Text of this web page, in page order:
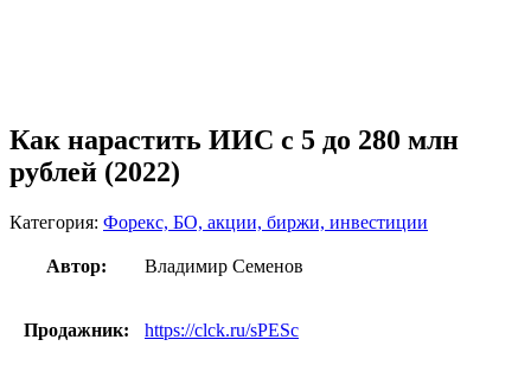
Как нарастить ИИС с 5 до 280 млн
рублей (2022)
Категория: Форекс, БО, акции, биржи, инвестиции
Автор: Владимир Семенов
Продажник: https://clck.ru/sPESc